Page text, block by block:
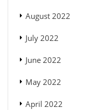
August 2022
July 2022
June 2022
May 2022
April 2022